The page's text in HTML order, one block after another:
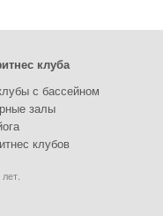
клуба
с бассейном
залы
клубов